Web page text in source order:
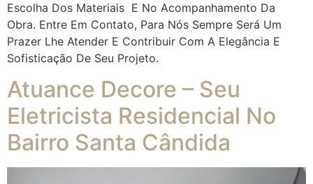
Escolha Dos Materiais E No Acompanhamento Da
Obra. Entre Em Contato, Para Nós Sempre Será Um
Prazer Lhe Atender E Contribuir Com A Elegância E
Sofisticação De Seu Projeto.
Atuance Decore – Seu
Eletricista Residencial No
Bairro Santa Cândida